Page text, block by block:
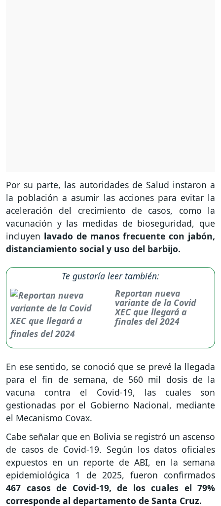
Por su parte, las autoridades de Salud instaron a
la población a asumir las acciones para evitar la
aceleración del crecimiento de casos, como la
vacunación y las medidas de bioseguridad, que
incluyen lavado de manos frecuente con jabón,
distanciamiento social y uso del barbijo.
Te gustaría leer también:
Reportan nueva
variante de la Covid
XEC que llegará a
finales del 2024
En ese sentido, se conoció que se prevé la llegada
para el fin de semana, de 560 mil dosis de la
vacuna contra el Covid-19, las cuales son
gestionadas por el Gobierno Nacional, mediante
el Mecanismo Covax.
Cabe señalar que en Bolivia se registró un ascenso
de casos de Covid-19. Según los datos oficiales
expuestos en un reporte de ABI, en la semana
epidemiológica 1 de 2025, fueron confirmados
467 casos de Covid-19, de los cuales el 79%
corresponde al departamento de Santa Cruz.